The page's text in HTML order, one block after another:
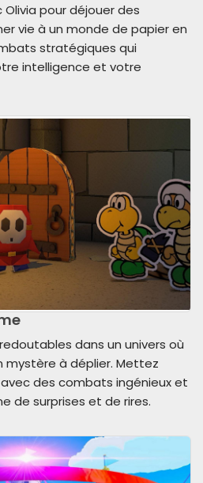
pour déjouer des
vie à un monde de papier en
stratégiques qui
intelligence et votre
dans un univers où
mystère à déplier. Mettez
des combats ingénieux et
de surprises et de rires.